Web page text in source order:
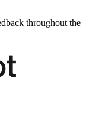
throughout the